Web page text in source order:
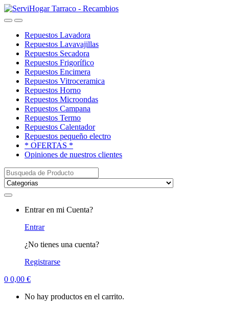
Saltar
a
saltar
al
OpenClose
Repuestos Lavadora
Repuestos Lavavajillas
Repuestos Secadora
Repuestos Frigorífico
Repuestos Encimera
Repuestos Vitroceramica
Repuestos Horno
Repuestos Microondas
Repuestos Campana
Repuestos Termo
Repuestos Calentador
Repuestos pequeño electro
* OFERTAS *
Opiniones de nuestros clientes
Buscar:
Entrar en mi Cuenta?
Entrar
¿No tienes una cuenta?
Registrarse
0 0,00 €
No hay productos en el carrito.